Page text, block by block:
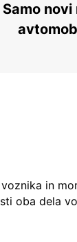
Samo novi
in
oba dela